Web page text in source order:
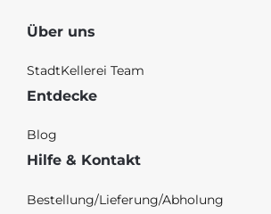
Über uns
StadtKellerei Team
Entdecke
Blog
Hilfe & Kontakt
Bestellung/Lieferung/Abholung